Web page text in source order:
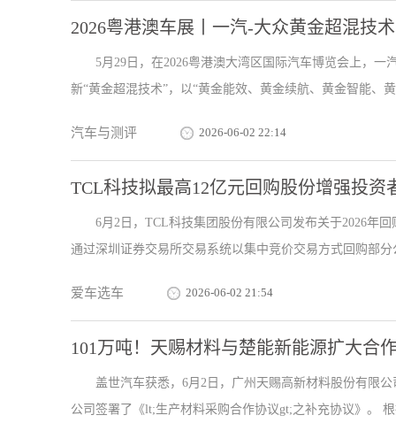
2026粤港澳车展丨一汽-大众黄金超混技
5月29日，在2026粤港澳大湾区国际汽车博览会上，
新“黄金超混技术”，以“黄金能效、黄金续航、黄金智能、
汽车与测评 2026-06-02 22:14
TCL科技拟最高12亿元回购股份增强投资
6月2日，TCL科技集团股份有限公司发布关于2026年
通过深圳证券交易所交易系统以集中竞价交易方式回购部
爱车选车 2026-06-02 21:54
101万吨！天赐材料与楚能新能源扩大合
盖世汽车获悉，6月2日，广州天赐高新材料股份有限
公司签署了《lt;生产材料采购合作协议gt;之补充协议》。